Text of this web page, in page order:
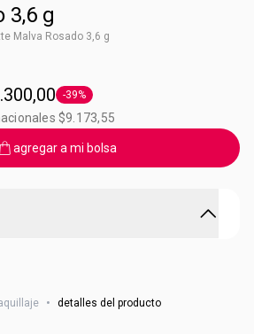
3,6 g
Malva Rosado 3,6 g
Etiqueta -39%
-39%
$9.173,55
agregar a mi bolsa
que se ve en tus labios tal como lo
• detalles del producto